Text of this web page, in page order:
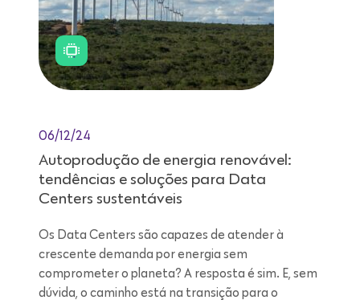
06/12/24
Autoprodução de energia renovável:
tendências e soluções para Data
Centers sustentáveis
Os Data Centers são capazes de atender à
crescente demanda por energia sem
comprometer o planeta? A resposta é sim. E, sem
dúvida, o caminho está na transição para o